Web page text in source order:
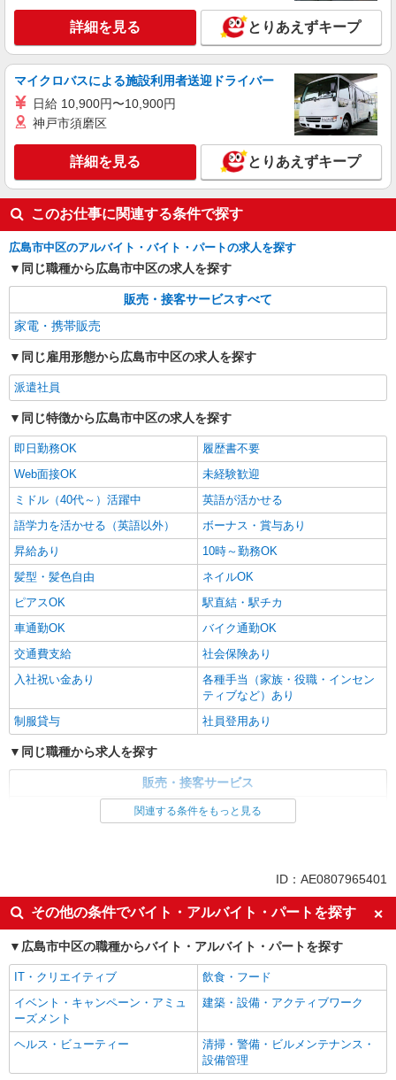
詳細を見る とりあえずキープ
マイクロバスによる施設利用者送迎ドライバー
日給 10,900円〜10,900円
神戸市須磨区
詳細を見る とりあえずキープ
このお仕事に関連する条件で探す
広島市中区のアルバイト・バイト・パートの求人を探す
同じ職種から広島市中区の求人を探す
販売・接客サービスすべて
家電・携帯販売
同じ雇用形態から広島市中区の求人を探す
派遣社員
同じ特徴から広島市中区の求人を探す
即日勤務OK
履歴書不要
Web面接OK
未経験歓迎
ミドル（40代～）活躍中
英語が活かせる
語学力を活かせる（英語以外）
ボーナス・賞与あり
昇給あり
10時～勤務OK
髪型・髪色自由
ネイルOK
ピアスOK
駅直結・駅チカ
車通勤OK
バイク通勤OK
交通費支給
社会保険あり
入社祝い金あり
各種手当（家族・役職・インセン
ティブなど）あり
制服貸与
社員登用あり
同じ職種から求人を探す
販売・接客サービス
英語が活かせる
ボーナス・賞与あり
車通勤OK
交通費支給
社会保険あり
社員登用あり
関連する条件をもっと見る
ID：AE0807965401
その他の条件でバイト・アルバイト・パートを探す
広島市中区の職種からバイト・アルバイト・パートを探す
IT・クリエイティブ
飲食・フード
イベント・キャンペーン・アミュ
ーズメント
建築・設備・アクティブワーク
ヘルス・ビューティー
清掃・警備・ビルメンテナンス・
設備管理